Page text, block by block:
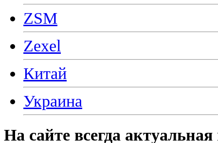
ZSM
Zexel
Китай
Украина
На сайте всегда